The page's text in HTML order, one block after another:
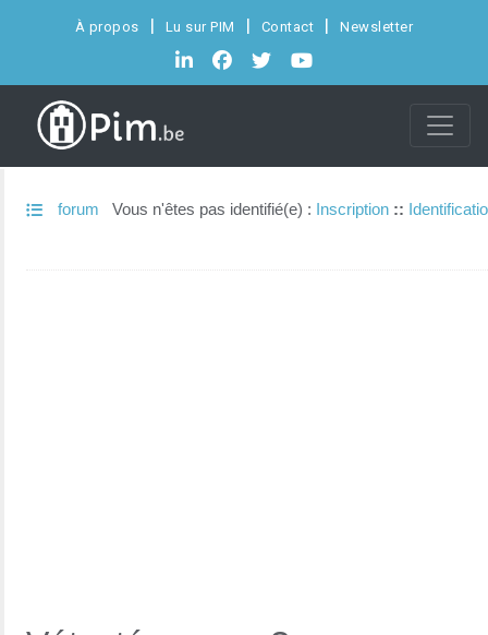
À propos Lu sur PIM Contact Newsletter
forum Vous n'êtes pas identifié(e) : Inscription ::